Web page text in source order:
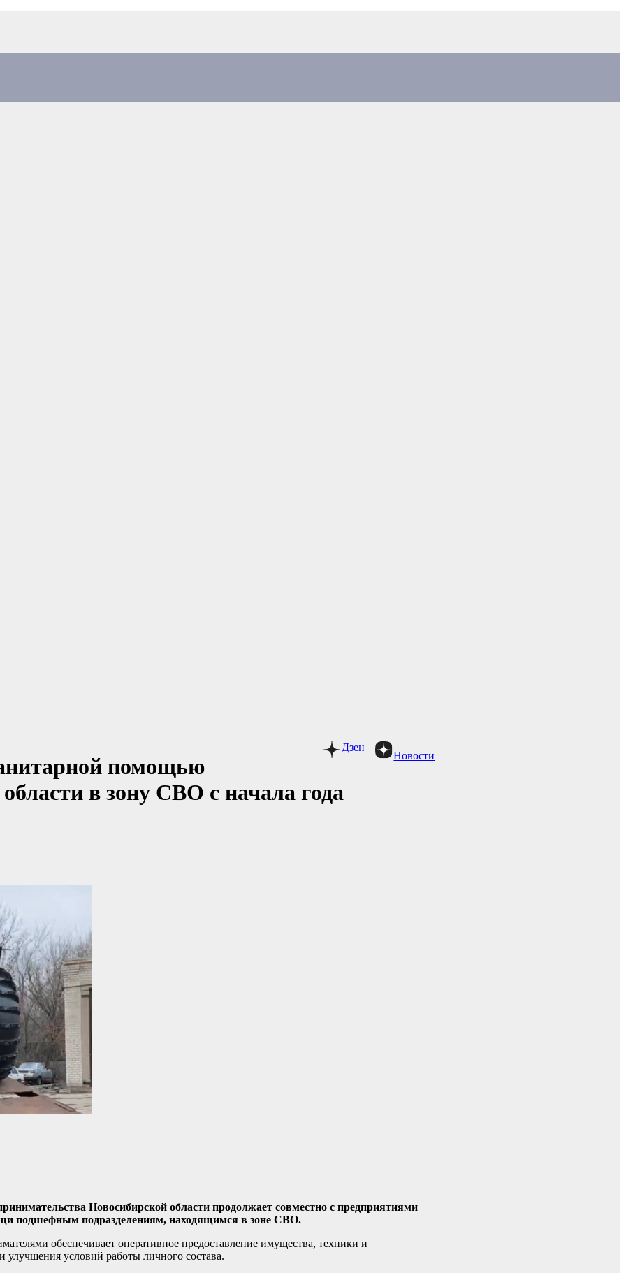
Новости
Дзен
помощью
в зону СВО с начала года
Новосибирской области продолжает совместно с предприятиями
подшефным подразделениям, находящимся в зоне СВО.
обеспечивает оперативное предоставление имущества, техники и
улучшения условий работы личного состава.